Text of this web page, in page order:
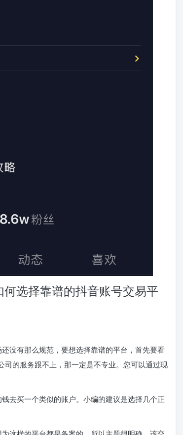
选择靠谱的抖音账号交易平
没有那么规范，要想选择靠谱的平台，首先要看
的服务跟不上，那一定是不专业。您可以通过现
去买一个类似的账户。小编的建议是选择几个正